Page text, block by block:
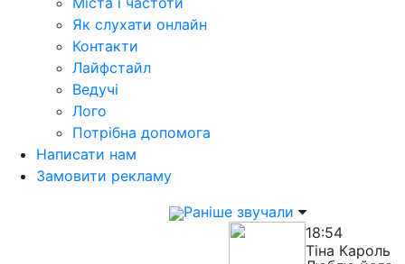
Як слухати онлайн
Контакти
Лайфстайл
Ведучі
Лого
Потрібна допомога
Написати нам
Замовити рекламу
Раніше звучали
18:54
Тіна Кароль